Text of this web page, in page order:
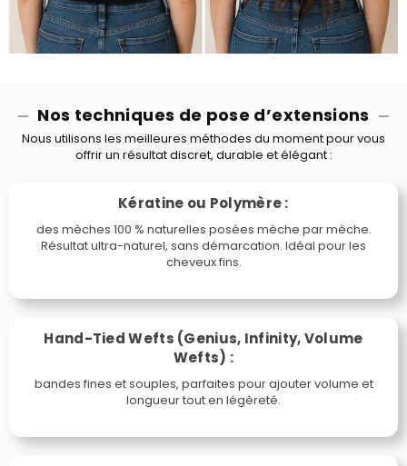
Nos techniques de pose d’extensions
Nous utilisons les meilleures méthodes du moment pour vous
offrir un résultat discret, durable et élégant :
Kératine ou Polymère :
des mèches 100 % naturelles posées mèche par mèche.
Résultat ultra-naturel, sans démarcation. Idéal pour les
cheveux fins.
Hand-Tied Wefts (Genius, Infinity, Volume
Wefts) :
bandes fines et souples, parfaites pour ajouter volume et
longueur tout en légèreté.